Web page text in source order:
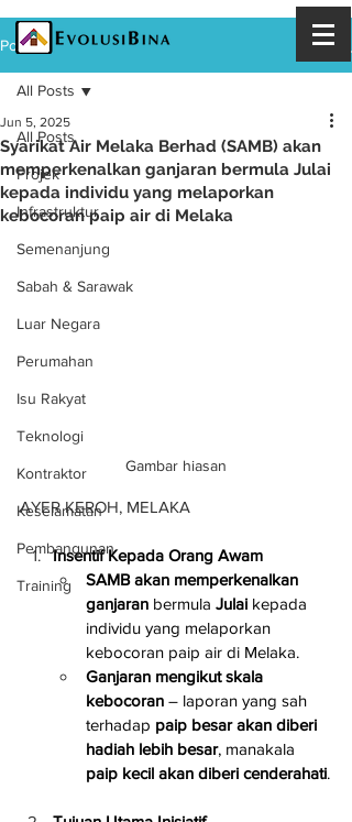
Post
All Posts
Projek
Infrastruktur
Semenanjung
Sabah & Sarawak
Luar Negara
Perumahan
Isu Rakyat
Teknologi
Kontraktor
Keselamatan
Pembangunan
Training
All Posts
Syarikat Air Melaka Berhad (SAMB) akan
memperkenalkan ganjaran bermula Julai
kepada individu yang melaporkan
kebocoran paip air di Melaka
Jun 5, 2025
Gambar hiasan
AYER KEROH, MELAKA
Insentif Kepada Orang Awam
SAMB akan memperkenalkan
ganjaran bermula Julai kepada
individu yang melaporkan
kebocoran paip air di Melaka.
Ganjaran mengikut skala
kebocoran – laporan yang sah
terhadap paip besar akan diberi
hadiah lebih besar, manakala
paip kecil akan diberi cenderahati.